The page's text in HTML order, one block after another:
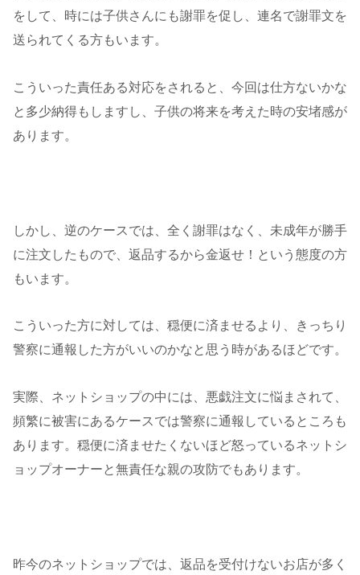
をして、時には子供さんにも謝罪を促し、連名で謝罪文を
送られてくる方もいます。
こういった責任ある対応をされると、今回は仕方ないかな
と多少納得もしますし、子供の将来を考えた時の安堵感が
あります。
しかし、逆のケースでは、全く謝罪はなく、未成年が勝手
に注文したもので、返品するから金返せ！という態度の方
もいます。
こういった方に対しては、穏便に済ませるより、きっちり
警察に通報した方がいいのかなと思う時があるほどです。
実際、ネットショップの中には、悪戯注文に悩まされて、
頻繁に被害にあるケースでは警察に通報しているところも
あります。穏便に済ませたくないほど怒っているネットシ
ョップオーナーと無責任な親の攻防でもあります。
昨今のネットショップでは、返品を受付けないお店が多く